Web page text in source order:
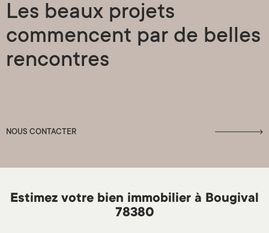
Les beaux projets
commencent par de belles
rencontres
NOUS CONTACTER
Estimez votre bien immobilier à Bougival
78380